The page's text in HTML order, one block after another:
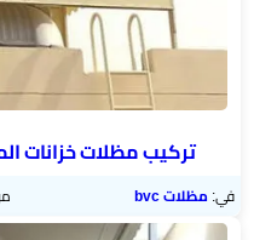
تركيب مظلات خزانات
في:مظلات bvc